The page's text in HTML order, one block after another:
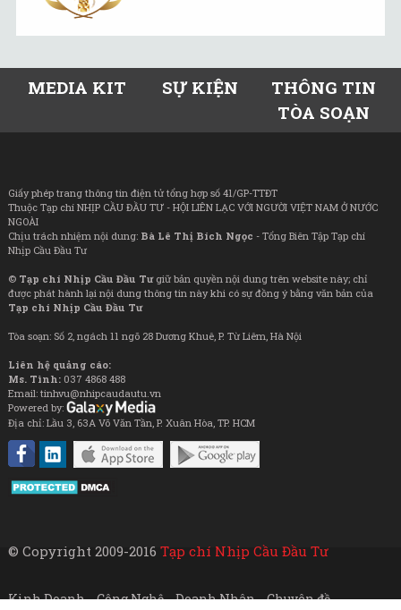
MEDIA KIT SỰ KIỆN
THÔNG TIN
TÒA SOẠN
Giấy phép trang thông tin điện tử tổng hợp số 41/GP-TTĐT
Thuộc Tạp chí NHỊP CẦU ĐẦU TƯ - HỘI LIÊN LẠC VỚI NGƯỜI VIỆT NAM Ở NƯỚC
NGOÀI
Chịu trách nhiệm nội dung: Bà Lê Thị Bích Ngọc - Tổng Biên Tập Tạp chí
Nhịp Cầu Đầu Tư
© Tạp chí Nhịp Cầu Đầu Tưgiữ bản quyền nội dung trên website này; chỉ
được phát hành lại nội dung thông tin này khi có sự đồng ý bằng văn bản của
Tạp chí Nhịp Cầu Đầu Tư
Tòa soạn: Số 2, ngách 11 ngõ 28 Dương Khuê, P. Từ Liêm, Hà Nội
Liên hệ quảng cáo:
Ms. Tình: 037 4868 488
Email: tinhvu@nhipcaudautu.vn
Powered by:
Địa chỉ: Lầu 3, 63A Võ Văn Tần, P. Xuân Hòa, TP. HCM
© Copyright 2009-2016 Tạp chí Nhịp Cầu Đầu Tư
Kinh Doanh Công Nghệ Doanh Nhân
Chuyên đề